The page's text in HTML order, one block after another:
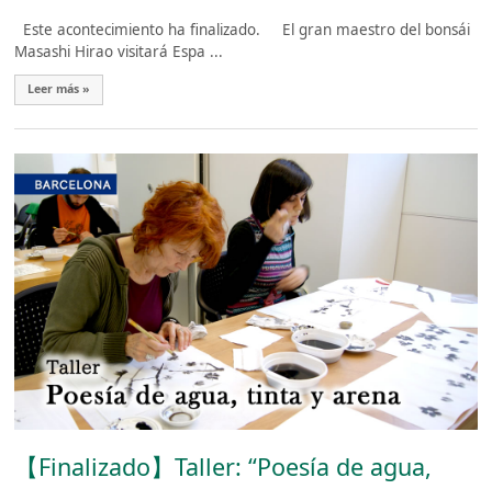
Este acontecimiento ha finalizado. El gran maestro del bonsái
Masashi Hirao visitará Espa ...
Leer más »
【Finalizado】Taller: “Poesía de agua,